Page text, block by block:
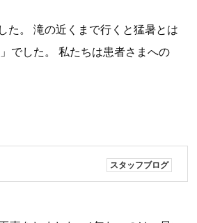
た。 滝の近くまで行くと猛暑とは
でした。 私たちは患者さまへの
スタッフブログ